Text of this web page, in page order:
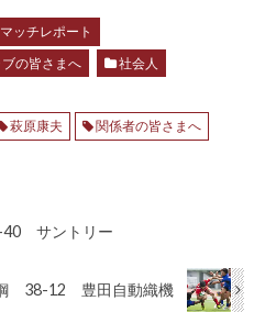
マッチレポート
の皆さまへ
社会人
萩原康夫
関係者の皆さまへ
サントリー
38-12 豊田自動織機